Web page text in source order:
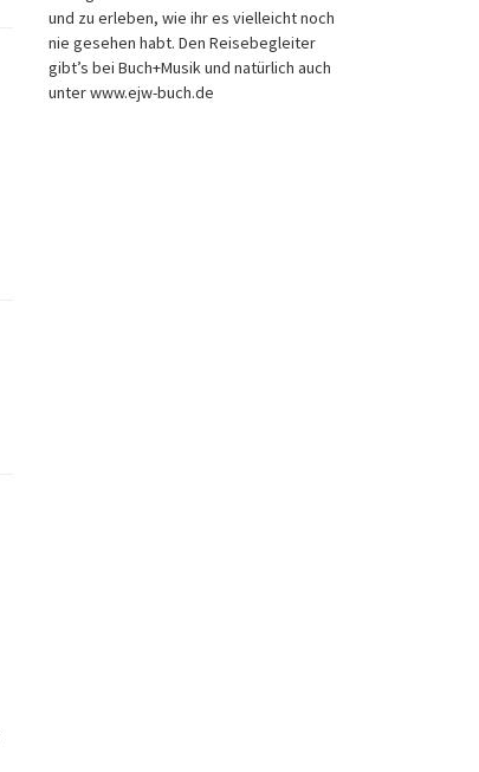
und zu erleben, wie ihr es vielleicht noch
nie gesehen habt. Den Reisebegleiter
gibt’s bei Buch+Musik und natürlich auch
unter www.ejw-buch.de